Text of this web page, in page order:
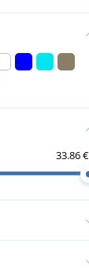
33.86 €